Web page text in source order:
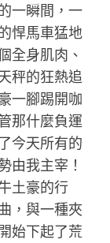
一瞬間，一
悍馬車猛地
全身肌肉、
秤的狂熱追
一腳踢開咖
那什麼負運
今天所有的
由我主宰！
土豪的行
，與一種夾
始下起了荒